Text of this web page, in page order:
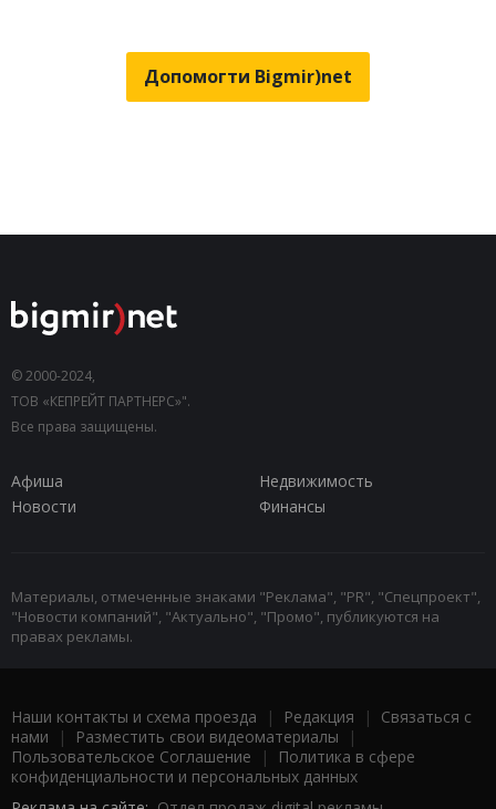
Допомогти Bigmir)net
© 2000-2024,
ТОВ «КЕПРЕЙТ ПАРТНЕРС»".
Все права защищены.
Афиша
Недвижимость
Новости
Финансы
Материалы, отмеченные знаками "Реклама", "PR", "Спецпроект",
"Новости компаний", "Актуально", "Промо", публикуются на
правах рекламы.
Наши контакты и схема проезда | Редакция | Связаться с
нами | Разместить свои видеоматериалы |
Пользовательское Соглашение |
Политика в сфере
конфиденциальности и персональных данных